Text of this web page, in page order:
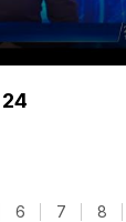
6 7 8